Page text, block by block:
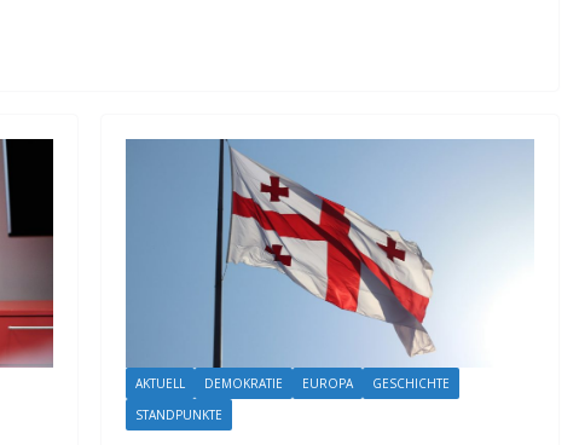
AKTUELL DEMOKRATIE EUROPA
GESCHICHTE
STANDPUNKTE